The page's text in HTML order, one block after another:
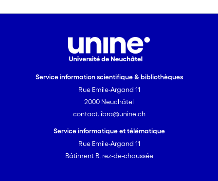
Service information scientifique & bibliothèques
Rue Emile-Argand 11
2000 Neuchâtel
contact.libra@unine.ch
Service informatique et télématique
Rue Emile-Argand 11
Bâtiment B, rez-de-chaussée